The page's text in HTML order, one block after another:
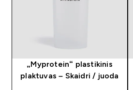
„Myprotein“ plastikinis
plaktuvas – Skaidri / juoda